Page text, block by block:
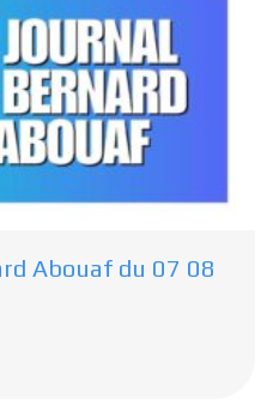
Abouaf du 07 08